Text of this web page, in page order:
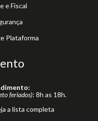
e Fiscal
Plataforma
feriados): 8h as 18h.
a lista completa